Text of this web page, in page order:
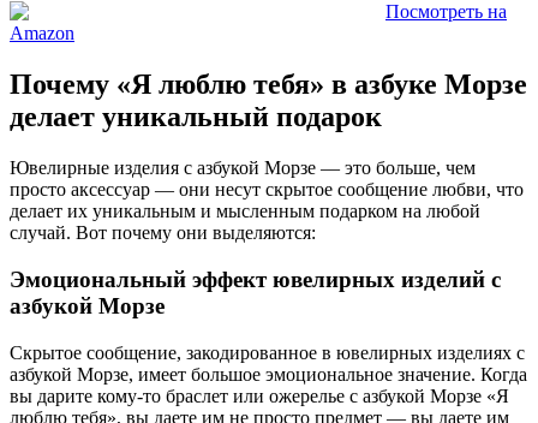
Посмотреть на
Amazon
Почему «Я люблю тебя» в азбуке Морзе
делает уникальный подарок
Ювелирные изделия с азбукой Морзе — это больше, чем
просто аксессуар — они несут скрытое сообщение любви, что
делает их уникальным и мысленным подарком на любой
случай. Вот почему они выделяются:
Эмоциональный эффект ювелирных изделий с
азбукой Морзе
Скрытое сообщение, закодированное в ювелирных изделиях с
азбукой Морзе, имеет большое эмоциональное значение. Когда
вы дарите кому-то браслет или ожерелье с азбукой Морзе «Я
люблю тебя», вы даете им не просто предмет — вы даете им